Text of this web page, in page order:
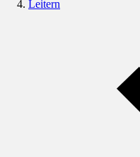
Leitern